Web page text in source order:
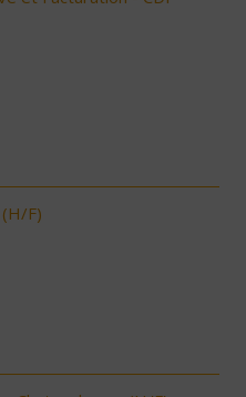
F)